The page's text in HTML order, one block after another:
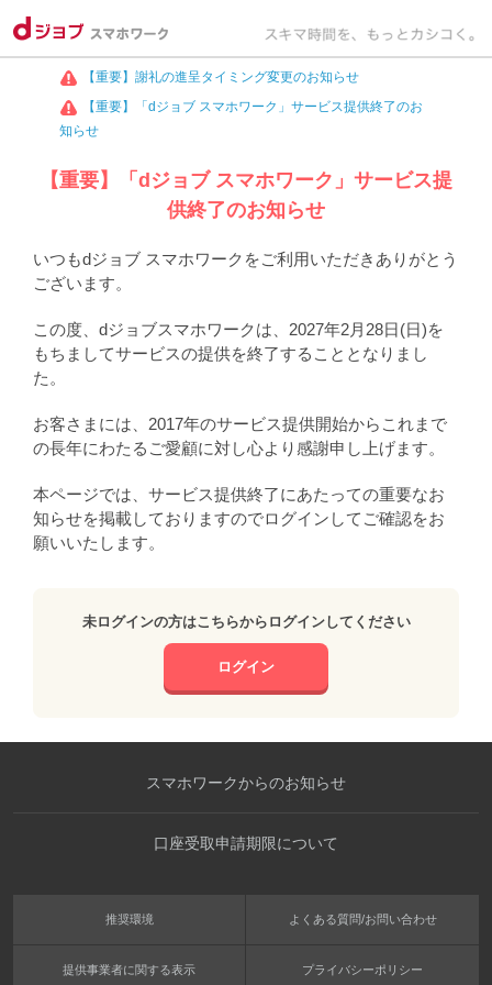
【重要】謝礼の進呈タイミング変更のお知らせ
【重要】「dジョブ スマホワーク」サービス提供終了のお
知らせ
【重要】「dジョブ スマホワーク」サービス提
供終了のお知らせ
いつもdジョブ スマホワークをご利用いただきありがとう
ございます。
この度、dジョブスマホワークは、2027年2月28日(日)を
もちましてサービスの提供を終了することとなりまし
た。
お客さまには、2017年のサービス提供開始からこれまで
の長年にわたるご愛顧に対し心より感謝申し上げます。
本ページでは、サービス提供終了にあたっての重要なお
知らせを掲載しておりますのでログインしてご確認をお
願いいたします。
未ログインの方はこちらからログインしてください
ログイン
スマホワークからのお知らせ
口座受取申請期限について
推奨環境 よくある質問/お問い合わせ
提供事業者に関する表示 プライバシーポリシー